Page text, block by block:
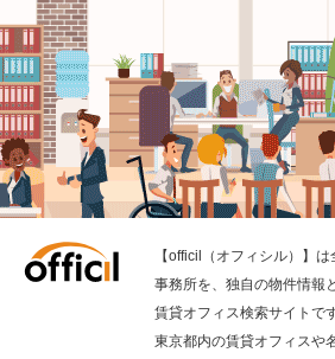
【officil（オフィシル）】
事務所を、独自の物件情報
賃貸オフィス検索サイトで
東京都内の賃貸オフィスや